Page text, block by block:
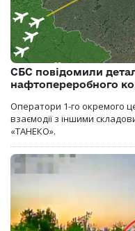
СБС повідомили
нафтопереробного
Оператори 1-го окремого
взаємодії з іншими
«ТАНЕКО».